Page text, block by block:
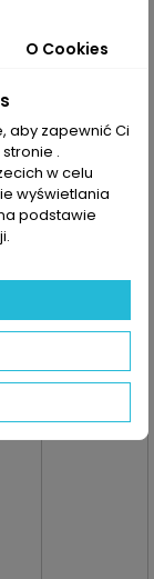
O Cookies
aby zapewnić Ci
.
w celu
wyświetlania
podstawie